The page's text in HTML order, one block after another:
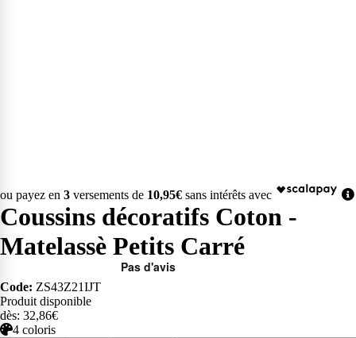
ou payez en 3 versements de 10,95€ sans intérêts avec
Coussins décoratifs Coton -
Matelassè Petits Carré
Code: ZS43Z21IJT
Produit disponible
dès: 32,86€
4 coloris